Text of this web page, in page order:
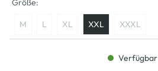
M L XL XXL XXXL
Verfügbar